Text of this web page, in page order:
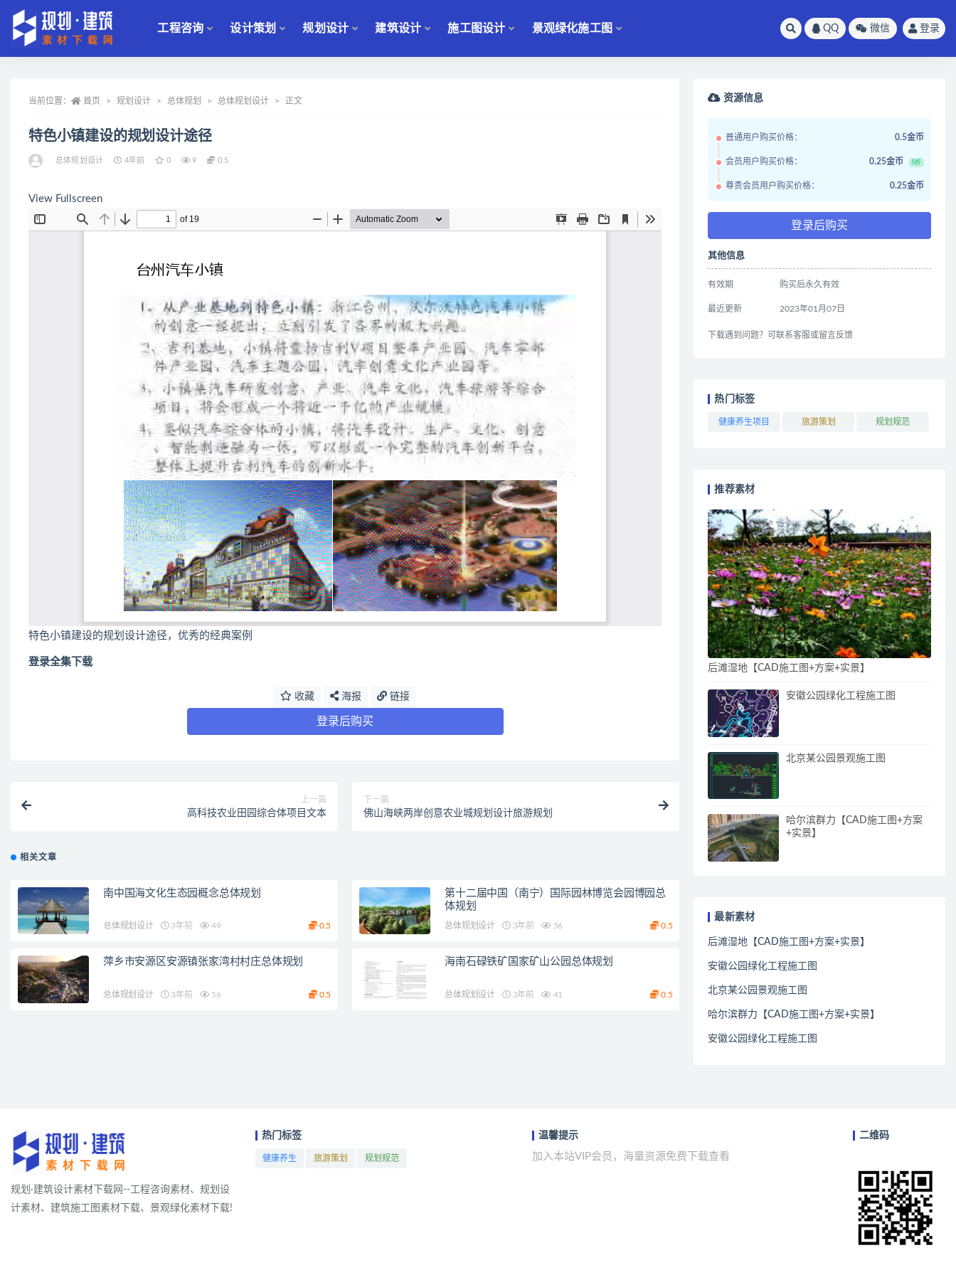
工程咨询 设计策划 规划设计 建筑设计 施工图设计 景观绿化施工图 QQ 微信 登录
当前位置： 首页 规划设计 总体规划 总体规划设计 正文
特色小镇建设的规划设计途径
总体规划设计 4年前 0 9 0.5
View Fullscreen
特色小镇建设的规划设计途径，优秀的经典案例
登录全集下载
收藏 海报 链接
登录后购买
上一篇
高科技农业田园综合体项目文本
下一篇
佛山海峡两岸创意农业城规划设计旅游规划
相关文章
南中国海文化生态园概念总体规划
总体规划设计 3年前 49 0.5
第十二届中国（南宁）国际园林博览会园博园总
体规划
总体规划设计 3年前 56 0.5
萍乡市安源区安源镇张家湾村村庄总体规划
总体规划设计 3年前 56 0.5
海南石碌铁矿国家矿山公园总体规划
总体规划设计 3年前 41 0.5
资源信息
普通用户购买价格： 0.5金币
会员用户购买价格： 0.25金币 5折
尊贵会员用户购买价格： 0.25金币
登录后购买
其他信息
有效期 购买后永久有效
最近更新 2023年01月07日
下载遇到问题？可联系客服或留言反馈
热门标签
健康养生项目 旅游策划 规划规范
推荐素材
后滩湿地【CAD施工图+方案+实景】
安徽公园绿化工程施工图
北京某公园景观施工图
哈尔滨群力【CAD施工图+方案
+实景】
最新素材
后滩湿地【CAD施工图+方案+实景】
安徽公园绿化工程施工图
北京某公园景观施工图
哈尔滨群力【CAD施工图+方案+实景】
安徽公园绿化工程施工图
规划·建筑设计素材下载网--工程咨询素材、规划设
计素材、建筑施工图素材下载、景观绿化素材下载!
热门标签
健康养生 旅游策划 规划规范
温馨提示
加入本站VIP会员，海量资源免费下载查看
二维码